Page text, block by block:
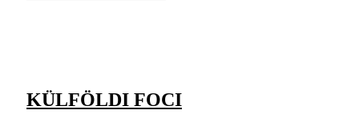
KÜLFÖLDI FOCI